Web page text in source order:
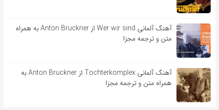
آهنگ آلمانی Wer wir sind از Anton Bruckner به همراه
متن و ترجمه مجزا
آهنگ آلمانی Tochterkomplex از Anton Bruckner به
همراه متن و ترجمه مجزا